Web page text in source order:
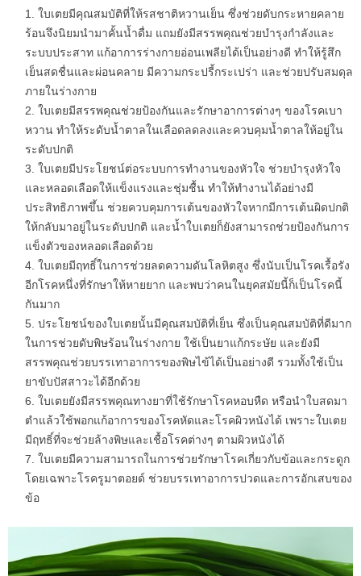
ใบเตยมีคุณสมบัติที่ให้รสชาติหวานเย็น ซึ่งช่วยดับกระหายคลาย
ร้อนจึงนิยมนำมาคั้นน้ำดื่ม แถมยังมีสรรพคุณช่วยบำรุงกำลังและ
ระบบประสาท แก้อาการร่างกายอ่อนเพลียได้เป็นอย่างดี ทำให้รู้สึก
เย็นสดชื่นและผ่อนคลาย มีความกระปรี้กระเปร่า และช่วยปรับสมดุล
ภายในร่างกาย
ใบเตยมีสรรพคุณช่วยป้องกันและรักษาอาการต่างๆ ของโรคเบา
หวาน ทำให้ระดับน้ำตาลในเลือดลดลงและควบคุมน้ำตาลให้อยู่ใน
ระดับปกติ
ใบเตยมีประโยชน์ต่อระบบการทำงานของหัวใจ ช่วยบำรุงหัวใจ
และหลอดเลือดให้แข็งแรงและชุ่มชื้น ทำให้ทำงานได้อย่างมี
ประสิทธิภาพขึ้น ช่วยควบคุมการเต้นของหัวใจหากมีการเต้นผิดปกติ
ให้กลับมาอยู่ในระดับปกติ และน้ำใบเตยก็ยังสามารถช่วยป้องกันการ
แข็งตัวของหลอดเลือดด้วย
ใบเตยมีฤทธิ์ในการช่วยลดความดันโลหิตสูง ซึ่งนับเป็นโรคเรื้อรัง
อีกโรคหนึ่งที่รักษาให้หายยาก และพบว่าคนในยุคสมัยนี้ก็เป็นโรคนี้
กันมาก
ประโยชน์ของใบเตยนั้นมีคุณสมบัติที่เย็น ซึ่งเป็นคุณสมบัติที่ดีมาก
ในการช่วยดับพิษร้อนในร่างกาย ใช้เป็นยาแก้กระษัย และยังมี
สรรพคุณช่วยบรรเทาอาการของพิษไข้ได้เป็นอย่างดี รวมทั้งใช้เป็น
ยาขับปัสสาวะได้อีกด้วย
ใบเตยยังมีสรรพคุณทางยาที่ใช้รักษาโรคหอบหืด หรือนำใบสดมา
ตำแล้วใช้พอกแก้อาการของโรคหัดและโรคผิวหนังได้ เพราะใบเตย
มีฤทธิ์ที่จะช่วยล้างพิษและเชื้อโรคต่างๆ ตามผิวหนังได้
ใบเตยมีความสามารถในการช่วยรักษาโรคเกี่ยวกับข้อและกระดูก
โดยเฉพาะโรครูมาตอยด์ ช่วยบรรเทาอาการปวดและการอักเสบของ
ข้อ